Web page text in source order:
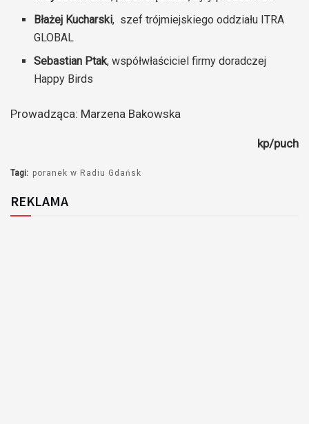
Błażej Kucharski, szef trójmiejskiego oddziału ITRA
GLOBAL
Sebastian Ptak, współwłaściciel firmy doradczej
Happy Birds
Prowadząca: Marzena Bakowska
kp/puch
Tagi: poranek w Radiu Gdańsk
REKLAMA